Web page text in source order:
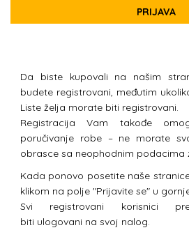
PRIJAVA
Da biste kupovali na našim
budete registrovani, međutim
Liste želja morate biti registrovani.
Registracija Vam takođe
poručivanje robe – ne morate
obrasce sa neophodnim podacima
Kada ponovo posetite naše
klikom na polje "Prijavite se" u
Svi registrovani korisnici
biti ulogovani na svoj nalog.